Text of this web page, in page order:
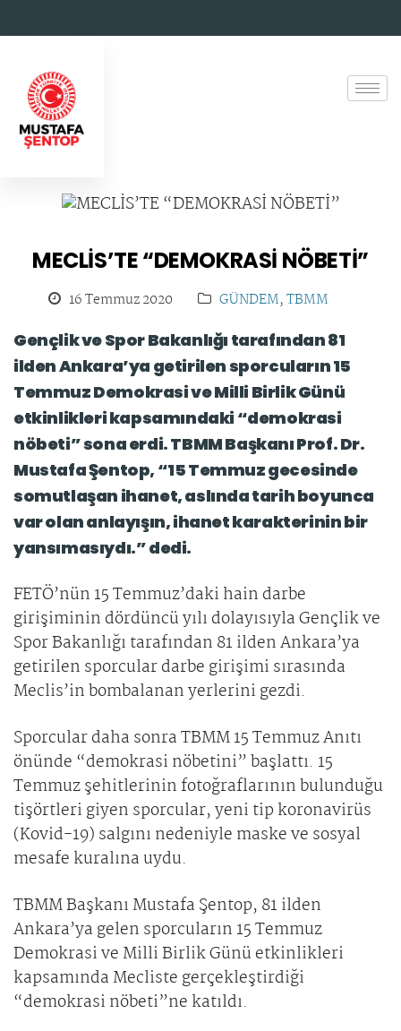
MECLİS’TE “DEMOKRASİ NÖBETİ”
16 Temmuz 2020 GÜNDEM,TBMM
Gençlik ve Spor Bakanlığı tarafından 81
ilden Ankara’ya getirilen sporcuların 15
Temmuz Demokrasi ve Milli Birlik Günü
etkinlikleri kapsamındaki “demokrasi
nöbeti” sona erdi. TBMM Başkanı Prof. Dr.
Mustafa Şentop, “15 Temmuz gecesinde
somutlaşan ihanet, aslında tarih boyunca
var olan anlayışın, ihanet karakterinin bir
yansımasıydı.” dedi.
FETÖ’nün 15 Temmuz’daki hain darbe
girişiminin dördüncü yılı dolayısıyla Gençlik ve
Spor Bakanlığı tarafından 81 ilden Ankara’ya
getirilen sporcular darbe girişimi sırasında
Meclis’in bombalanan yerlerini gezdi.
Sporcular daha sonra TBMM 15 Temmuz Anıtı
önünde “demokrasi nöbetini” başlattı. 15
Temmuz şehitlerinin fotoğraflarının bulunduğu
tişörtleri giyen sporcular, yeni tip koronavirüs
(Kovid-19) salgını nedeniyle maske ve sosyal
mesafe kuralına uydu.
TBMM Başkanı Mustafa Şentop, 81 ilden
Ankara’ya gelen sporcuların 15 Temmuz
Demokrasi ve Milli Birlik Günü etkinlikleri
kapsamında Mecliste gerçekleştirdiği
“demokrasi nöbeti”ne katıldı.